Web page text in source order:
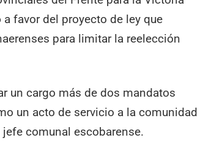
favor del proyecto de ley que
para limitar la reelección
un cargo más de dos mandatos
un acto de servicio a la comunidad
comunal escobarense.